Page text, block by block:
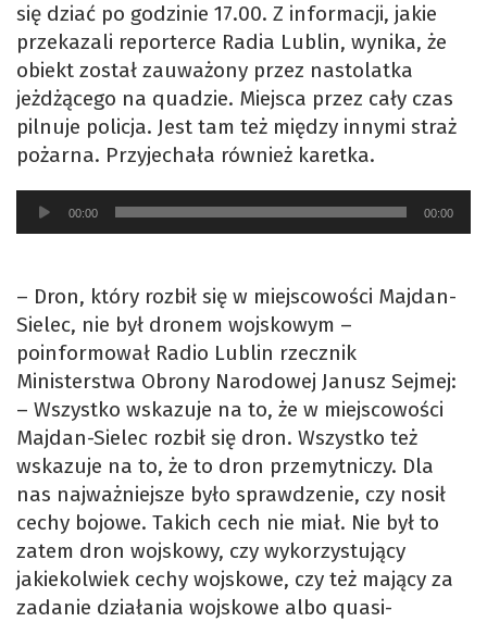
się dziać po godzinie 17.00. Z informacji, jakie
przekazali reporterce Radia Lublin, wynika, że
obiekt został zauważony przez nastolatka
jeżdżącego na quadzie. Miejsca przez cały czas
pilnuje policja. Jest tam też między innymi straż
pożarna. Przyjechała również karetka.
Odtwarzacz
plików
00:00 00:00
– Dron, który rozbił się w miejscowości Majdan-
Sielec, nie był dronem wojskowym –
poinformował Radio Lublin rzecznik
Ministerstwa Obrony Narodowej Janusz Sejmej:
– Wszystko wskazuje na to, że w miejscowości
Majdan-Sielec rozbił się dron. Wszystko też
wskazuje na to, że to dron przemytniczy. Dla
nas najważniejsze było sprawdzenie, czy nosił
cechy bojowe. Takich cech nie miał. Nie był to
zatem dron wojskowy, czy wykorzystujący
jakiekolwiek cechy wojskowe, czy też mający za
zadanie działania wojskowe albo quasi-